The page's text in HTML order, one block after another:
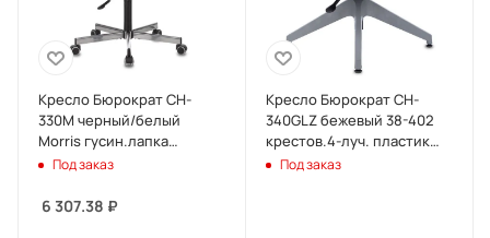
Кресло Бюрократ CH-
330M черный/белый
Morris гусин.лапка
крестов. металл
Под заказ
6 307.38 ₽
Кресло Бюрократ CH-
340GLZ бежевый 38-402
крестов.4-луч. пластик
пластик серый
Под заказ